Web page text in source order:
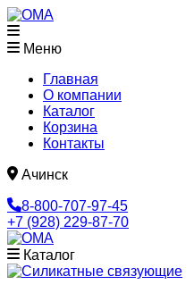
Меню
Главная
О компании
Каталог
Корзина
Контакты
Ачинск
8-800-707-97-45
+7 (928) 229-87-70
Каталог